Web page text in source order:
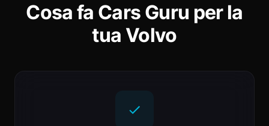
Cosa fa Cars Guru per la
tua Volvo